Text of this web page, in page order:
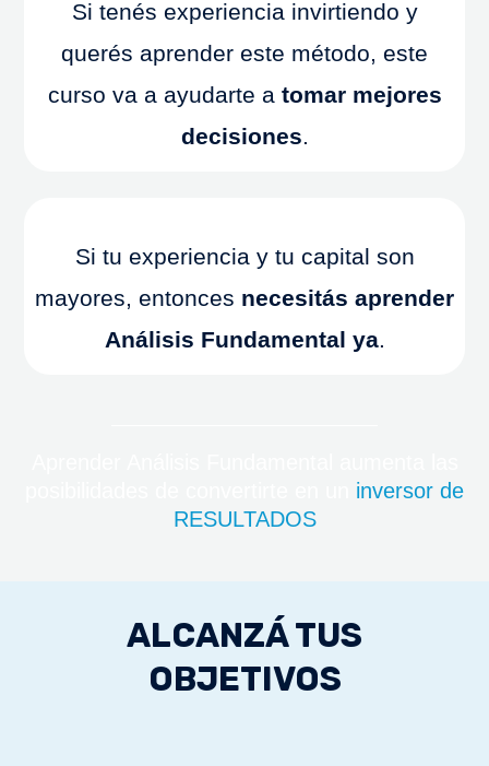
Si tenés experiencia invirtiendo y
querés aprender este método, este
curso va a ayudarte a tomar mejores
decisiones.
Si tu experiencia y tu capital son
mayores, entonces necesitás aprender
Análisis Fundamental ya.
inversor de
RESULTADOS
ALCANZÁ TUS
OBJETIVOS